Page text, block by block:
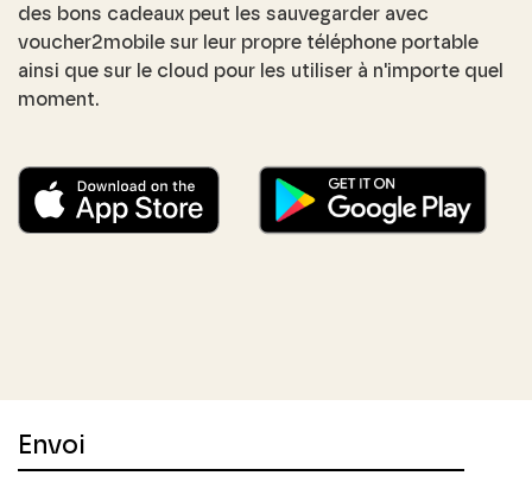
des bons cadeaux peut les sauvegarder avec
voucher2mobile sur leur propre téléphone portable
ainsi que sur le cloud pour les utiliser à n'importe quel
moment.
Envoi